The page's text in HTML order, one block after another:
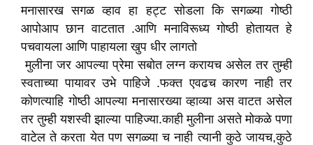
मनासारख सगळ व्हाव हा हट्ट सोडला कि सगळ्या गोष्ठी
आपोआप छान‌ वाटतात .आणि मनाविरूध्य गोष्ठी होतायत हे
पचवायला आणि पाहायला खुप धीर लागतो
मुलीना जर आपल्या प्रेमा सबोत लग्न करायच असेल तर तुम्ही
स्वताच्या पायावर उभे पाहिजे .फक्त एवढच कारण नाही तर
कोणत्याहि गोष्ठी आपल्या मनासारख्या व्हाव्या अस वाटत असेल
तर तुम्ही यशस्वी झाल्या पाहिज्या.काही मुलीना असते मोकळे पणा
वाटेल ते करता येत पण सगळ्या च नाही त्यानी कुठे जायच,कुठे